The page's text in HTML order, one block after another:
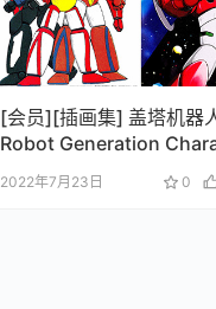
[会员][插画集] 盖塔机器
Robot Generation
Art Collection
2022年7月23日 0